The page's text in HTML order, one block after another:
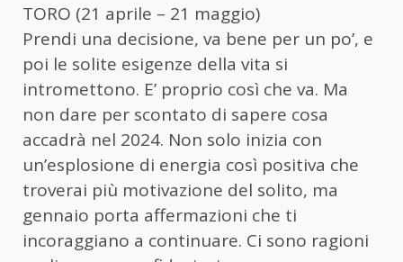
TORO (21 aprile – 21 maggio)
Prendi una decisione, va bene per un po’, e
poi le solite esigenze della vita si
intromettono. E’ proprio così che va. Ma
non dare per scontato di sapere cosa
accadrà nel 2024. Non solo inizia con
un’esplosione di energia così positiva che
troverai più motivazione del solito, ma
gennaio porta affermazioni che ti
incoraggiano a continuare. Ci sono ragioni